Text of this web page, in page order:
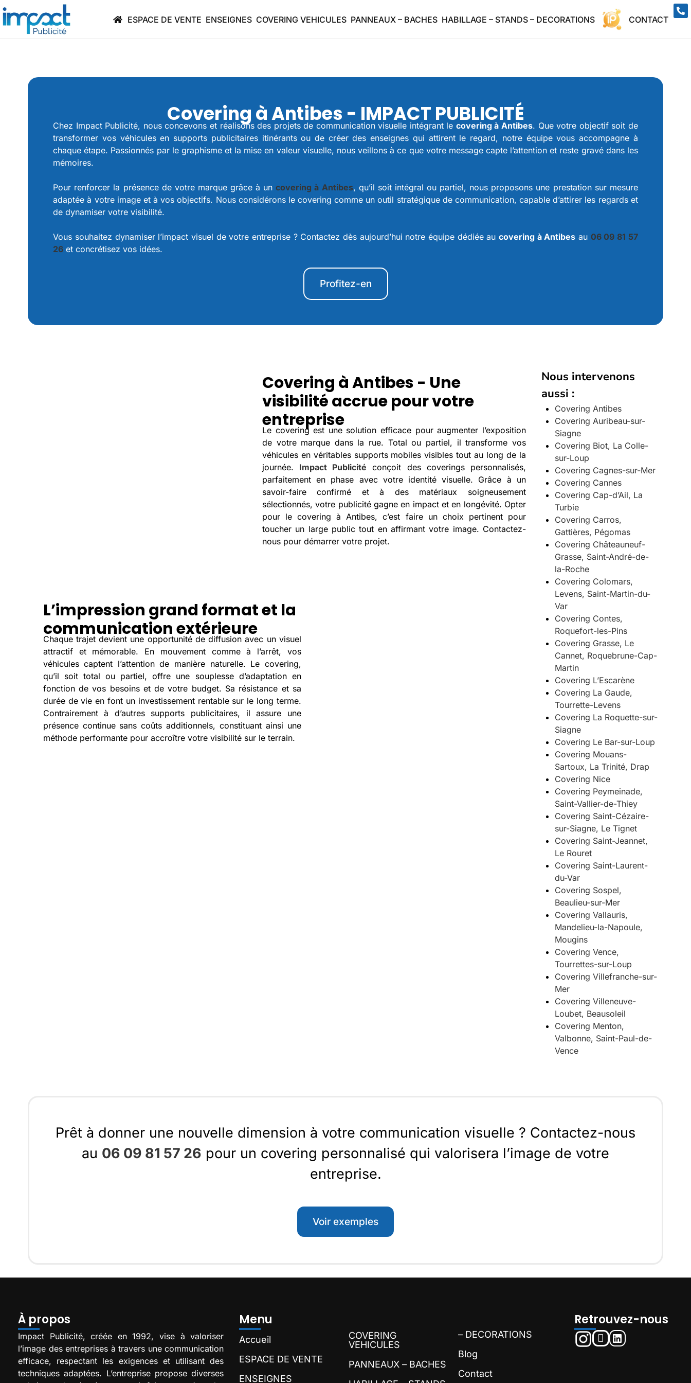
ESPACE DE VENTE ENSEIGNES COVERING VEHICULES PANNEAUX – BACHES HABILLAGE – STANDS – DECORATIONS CONTACT
Covering à Antibes - IMPACT PUBLICITÉ
Chez Impact Publicité, nous concevons et réalisons des projets de communication visuelle intégrant le covering à Antibes. Que votre objectif soit de
transformer vos véhicules en supports publicitaires itinérants ou de créer des enseignes qui attirent le regard, notre équipe vous accompagne à
chaque étape. Passionnés par le graphisme et la mise en valeur visuelle, nous veillons à ce que votre message capte l’attention et reste gravé dans les
mémoires.
Pour renforcer la présence de votre marque grâce à uncovering à Antibes, qu’il soit intégral ou partiel, nous proposons une prestation sur mesure
adaptée à votre image et à vos objectifs. Nous considérons le covering comme un outil stratégique de communication, capable d’attirer les regards et
de dynamiser votre visibilité.
Vous souhaitez dynamiser l’impact visuel de votre entreprise ? Contactez dès aujourd’hui notre équipe dédiée aucovering à Antibes au 06 09 81 57
26 et concrétisez vos idées.
Profitez-en
Covering à Antibes - Une
visibilité accrue pour votre
entreprise
Le covering est une solution efficace pour augmenter l’exposition
de votre marque dans la rue. Total ou partiel, il transforme vos
véhicules en véritables supports mobiles visibles tout au long de la
journée. Impact Publicité conçoit des coverings personnalisés,
parfaitement en phase avec votre identité visuelle. Grâce à un
savoir-faire confirmé et à des matériaux soigneusement
sélectionnés, votre publicité gagne en impact et en longévité. Opter
pour le covering à Antibes, c’est faire un choix pertinent pour
toucher un large public tout en affirmant votre image. Contactez-
nous pour démarrer votre projet.
L’impression grand format et la
communication extérieure
Chaque trajet devient une opportunité de diffusion avec un visuel
attractif et mémorable. En mouvement comme à l’arrêt, vos
véhicules captent l’attention de manière naturelle. Le covering,
qu’il soit total ou partiel, offre une souplesse d’adaptation en
fonction de vos besoins et de votre budget. Sa résistance et sa
durée de vie en font un investissement rentable sur le long terme.
Contrairement à d’autres supports publicitaires, il assure une
présence continue sans coûts additionnels, constituant ainsi une
méthode performante pour accroître votre visibilité sur le terrain.
Nous intervenons
aussi :
Covering Antibes
Covering Auribeau-sur-
Siagne
Covering Biot, La Colle-
sur-Loup
Covering Cagnes-sur-Mer
Covering Cannes
Covering Cap-d’Ail, La
Turbie
Covering Carros,
Gattières, Pégomas
Covering Châteauneuf-
Grasse, Saint-André-de-
la-Roche
Covering Colomars,
Levens, Saint-Martin-du-
Var
Covering Contes,
Roquefort-les-Pins
Covering Grasse, Le
Cannet, Roquebrune-Cap-
Martin
Covering L’Escarène
Covering La Gaude,
Tourrette-Levens
Covering La Roquette-sur-
Siagne
Covering Le Bar-sur-Loup
Covering Mouans-
Sartoux, La Trinité, Drap
Covering Nice
Covering Peymeinade,
Saint-Vallier-de-Thiey
Covering Saint-Cézaire-
sur-Siagne, Le Tignet
Covering Saint-Jeannet,
Le Rouret
Covering Saint-Laurent-
du-Var
Covering Sospel,
Beaulieu-sur-Mer
Covering Vallauris,
Mandelieu-la-Napoule,
Mougins
Covering Vence,
Tourrettes-sur-Loup
Covering Villefranche-sur-
Mer
Covering Villeneuve-
Loubet, Beausoleil
Covering Menton,
Valbonne, Saint-Paul-de-
Vence
Prêt à donner une nouvelle dimension à votre communication visuelle ? Contactez-nous
au 06 09 81 57 26 pour un covering personnalisé qui valorisera l’image de votre
entreprise.
Voir exemples
À propos
Impact Publicité, créée en 1992, vise à valoriser
l’image des entreprises à travers une communication
efficace, respectant les exigences et utilisant des
techniques adaptées. L’entreprise propose diverses
Menu
Accueil
ESPACE DE VENTE
ENSEIGNES
COVERING
VEHICULES
PANNEAUX – BACHES
– DECORATIONS
Blog
Contact
Retrouvez-nous